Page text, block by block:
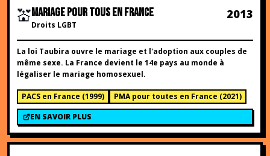
💒MARIAGE POUR TOUS EN FRANCE
Droits LGBT
2013
La loi Taubira ouvre le mariage et l'adoption aux couples de
même sexe. La France devient le 14e pays au monde à
légaliser le mariage homosexuel.
PACS en France (1999) PMA pour toutes en France (2021)
EN SAVOIR PLUS